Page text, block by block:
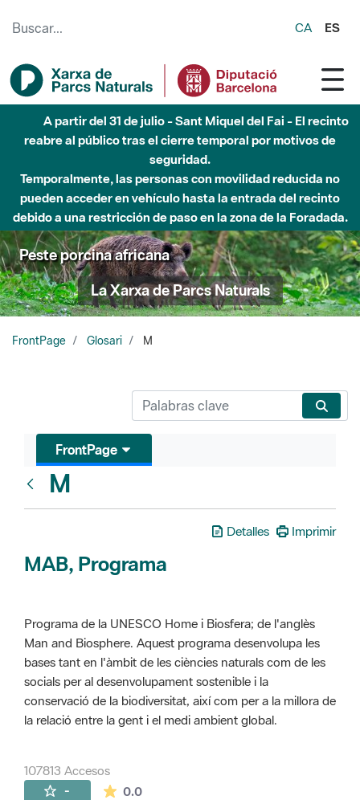
CA ES
A partir del 31 de julio - Sant Miquel del Fai - El recinto
reabre al público tras el cierre temporal por motivos de
seguridad.
Temporalmente, las personas con movilidad reducida no
pueden acceder en vehículo hasta la entrada del recinto
debido a una restricción de paso en la zona de la Foradada.
Peste porcina africana
La Xarxa de Parcs Naturals
FrontPage Glosari M
FrontPage
M
Detalles Imprimir
MAB, Programa
Programa de la UNESCO Home i Biosfera; de l'anglès
Man and Biosphere. Aquest programa desenvolupa les
bases tant en l'àmbit de les ciències naturals com de les
socials per al desenvolupament sostenible i la
conservació de la biodiversitat, així com per a la millora de
la relació entre la gent i el medi ambient global.
107813 Accesos
- 0.0La valoración media es de 0 estrellas de